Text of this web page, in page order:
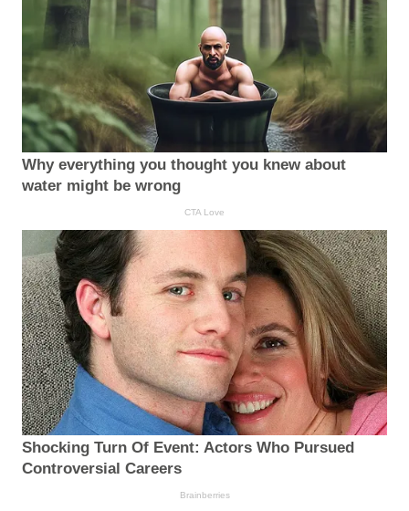
Why everything you thought you knew about
water might be wrong
CTA Love
Shocking Turn Of Event: Actors Who Pursued
Controversial Careers
Brainberries